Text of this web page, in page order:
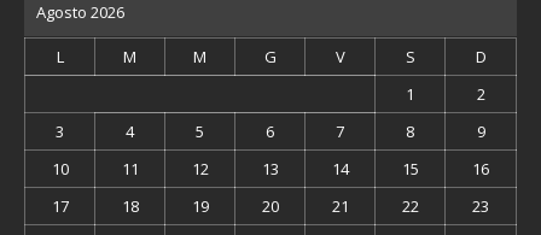
Agosto 2026
L M M G V S
D
1
2
3
4 5 6 7 8
9
10
11 12 13 14 15
16
17
18 19 20 21 22
23